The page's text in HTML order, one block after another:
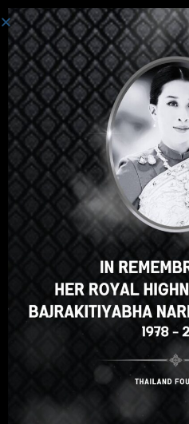
ဟေ့အဲဒီမှာ၊အလွ
သင်တန်း၊မှန်သ
အသင်တန်
ENROLL
Select
Korean